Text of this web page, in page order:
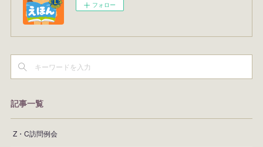
フォロー
記事一覧
Z・C訪問例会